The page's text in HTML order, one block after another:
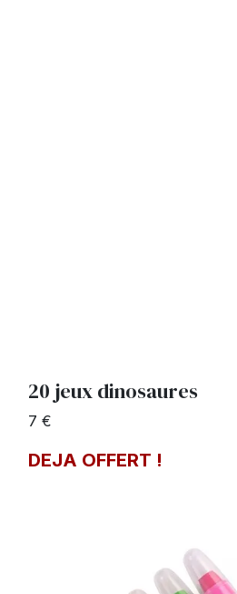
20 jeux dinosaures
7 €
DEJA OFFERT !